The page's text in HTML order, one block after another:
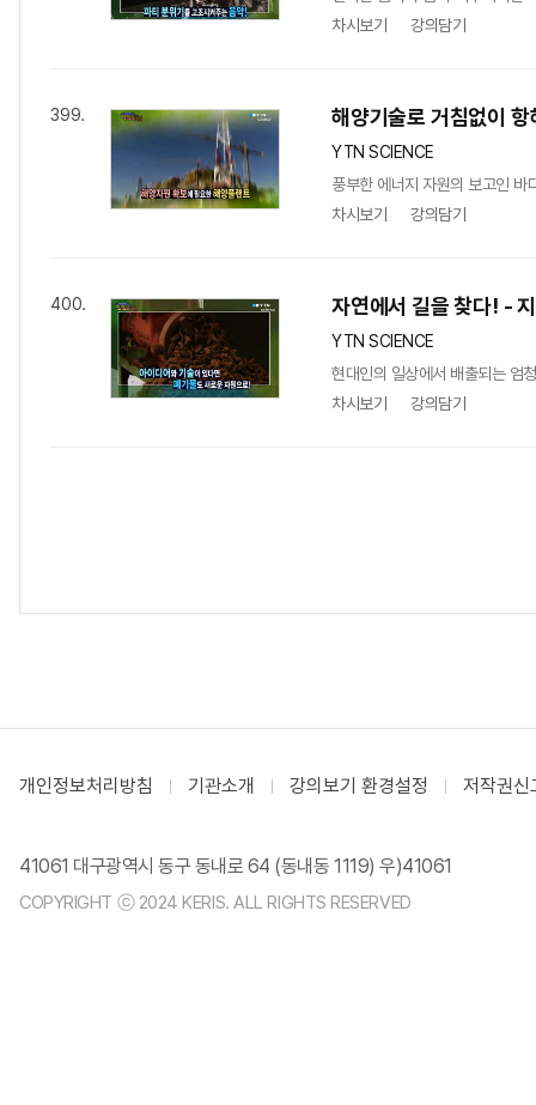
차시보기
강의담기
399. 해양기술로 거침없이
YTN SCIENCE
풍부한 에너지 자원의 보고인
차시보기
강의담기
400. 자연에서 길을 찾다! -
YTN SCIENCE
현대인의 일상에서 배출되는 엄
차시보기
강의담기
개인정보처리방침 기관소개 강의보기 환경설정 저작권신
41061 대구광역시 동구 동내로 64 (동내동 1119) 우)41061
COPYRIGHT ⓒ 2024 KERIS. ALL RIGHTS RESERVED